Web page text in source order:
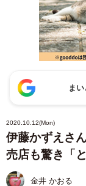
ま
2020.10.12(Mon)
伊藤かずえさ
売店も驚き「
金井 かおる